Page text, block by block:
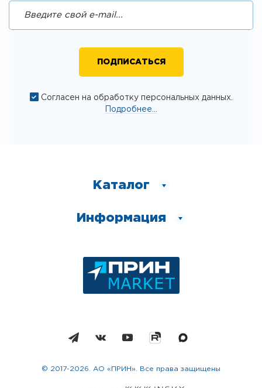
Согласен на обработку персональных данных.
Подробнее...
Каталог
Информация
© 2017-2026. АО «ПРИН». Все права защищены